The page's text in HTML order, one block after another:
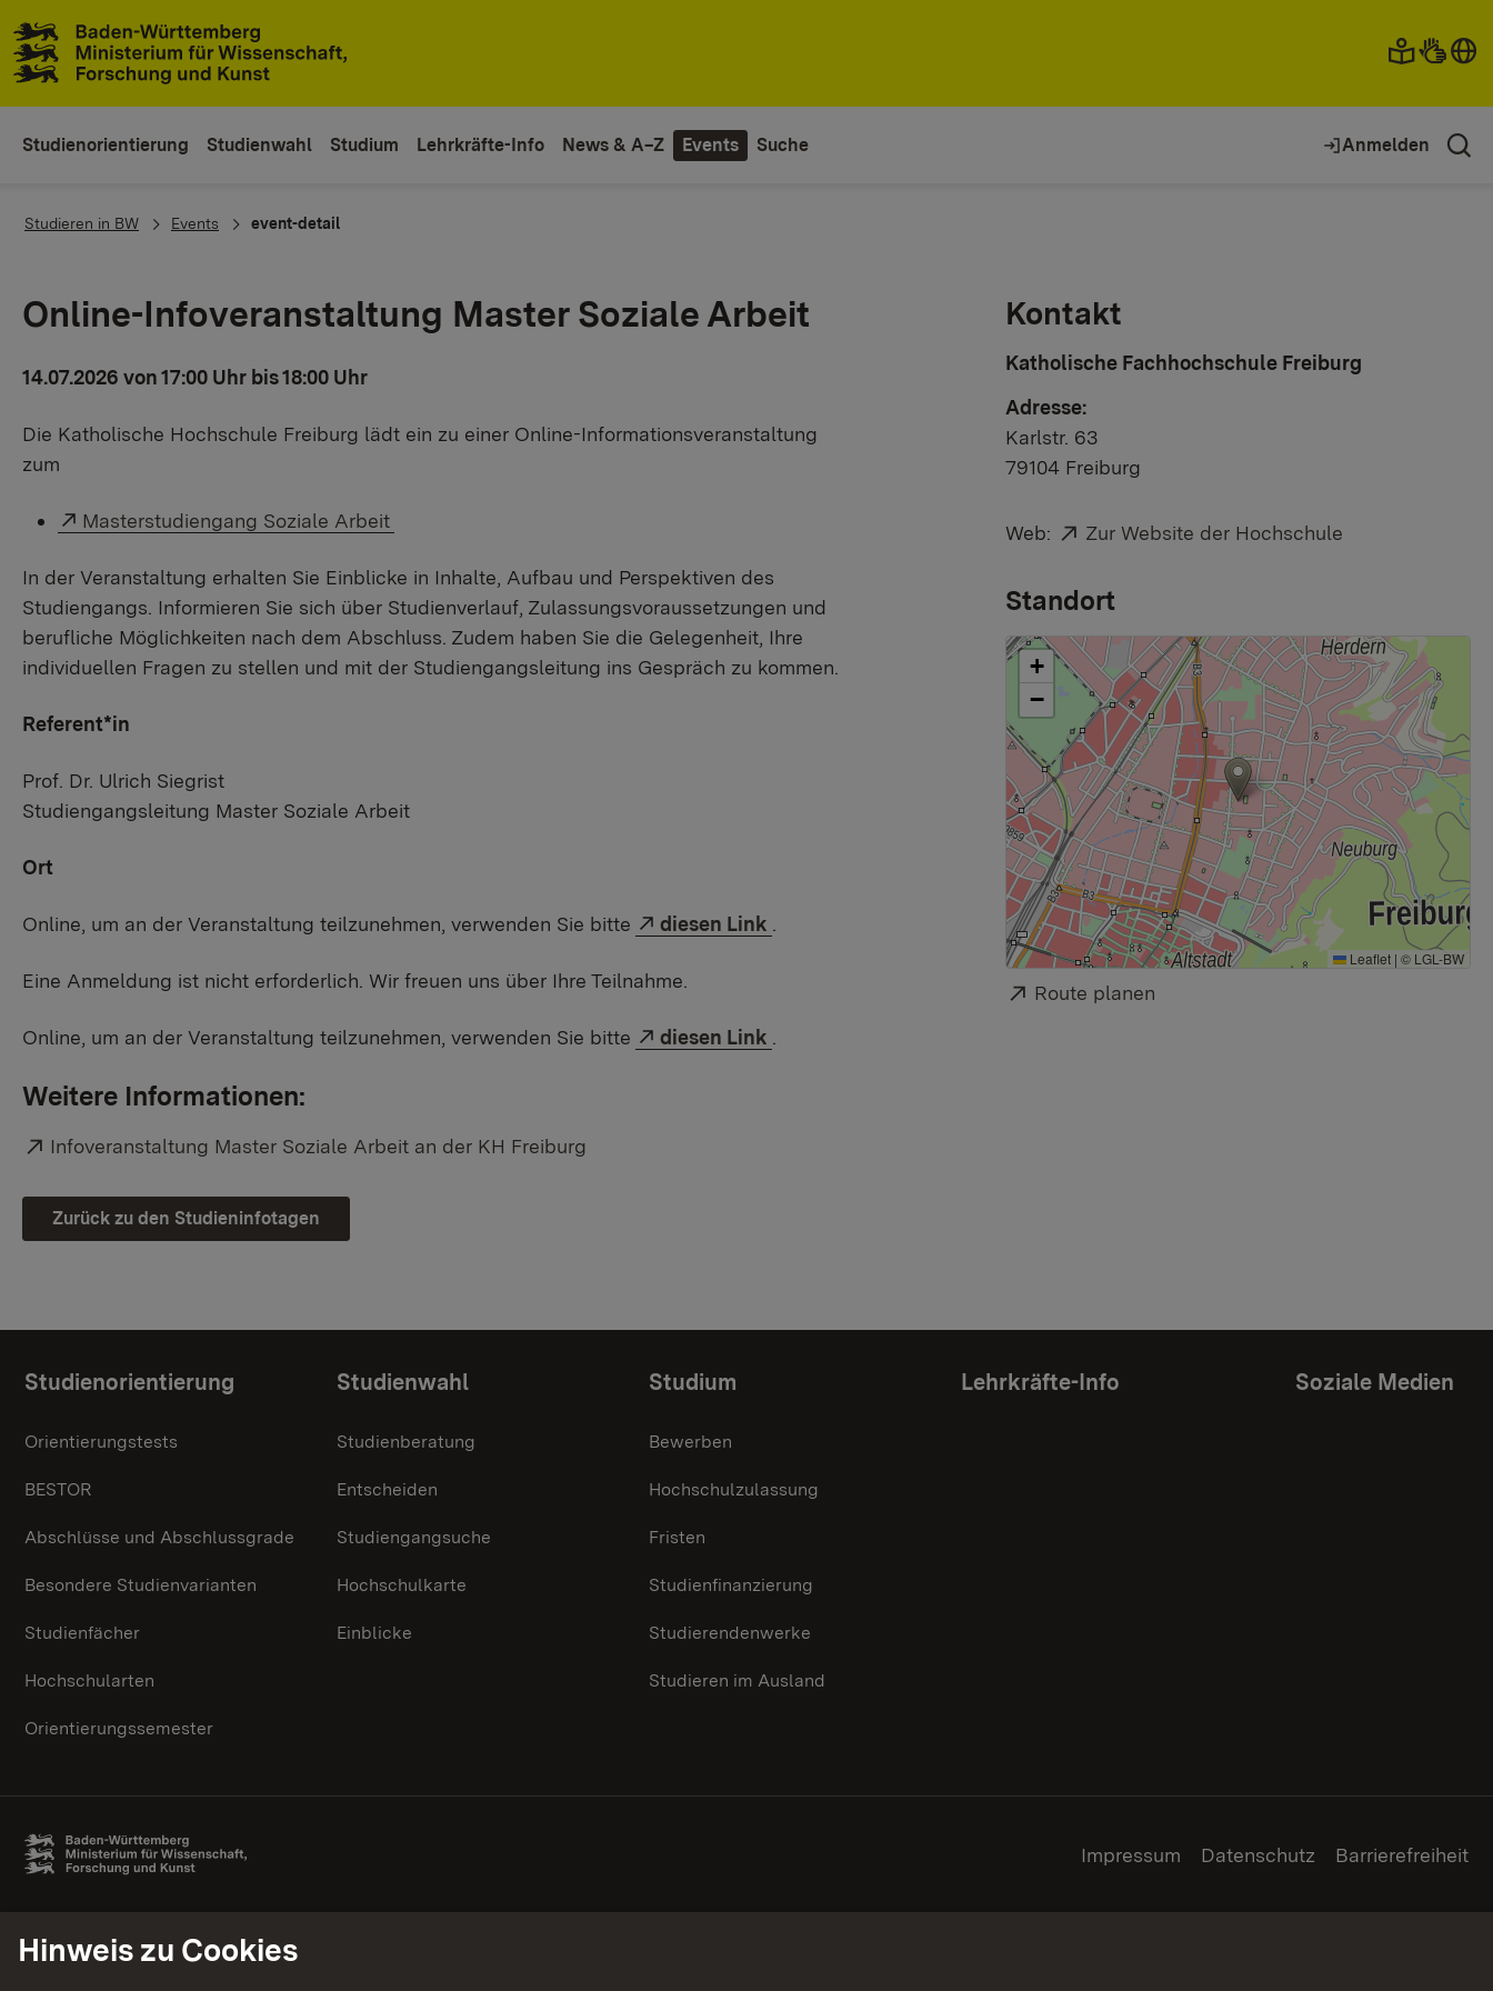
Studienorientierung Studienwahl Studium Lehrkräfte-Info News & A–Z Events Suche Anmelden
You are here:
Studieren in BW Events event-detail
Online-Infoveranstaltung Master Soziale Arbeit
14.07.2026 von 17:00 Uhr bis 18:00 Uhr
Die Katholische Hochschule Freiburg lädt ein zu einer Online-Informationsveranstaltung
zum
Masterstudiengang Soziale Arbeit
In der Veranstaltung erhalten Sie Einblicke in Inhalte, Aufbau und Perspektiven des
Studiengangs. Informieren Sie sich über Studienverlauf, Zulassungsvoraussetzungen und
berufliche Möglichkeiten nach dem Abschluss. Zudem haben Sie die Gelegenheit, Ihre
individuellen Fragen zu stellen und mit der Studiengangsleitung ins Gespräch zu kommen.
Referent*in
Prof. Dr. Ulrich Siegrist
Studiengangsleitung Master Soziale Arbeit
Ort
Online, um an der Veranstaltung teilzunehmen, verwenden Sie bitte diesen Link
Eine Anmeldung ist nicht erforderlich. Wir freuen uns über Ihre Teilnahme.
Online, um an der Veranstaltung teilzunehmen, verwenden Sie bitte diesen Link
Weitere Informationen:
Externer Link:
Infoveranstaltung Master Soziale Arbeit an der KH Freiburg
Zurück zu den Studieninfotagen
Kontakt
Katholische Fachhochschule Freiburg
Adresse:
Karlstr. 63
79104 Freiburg
Web: Externer Link:
Zur Website der Hochschule
Standort
+
−
Leaflet | © LGL-BW
Externer Link:
Route planen
Themenübersicht
Studienorientierung
Orientierungstests
BESTOR
Abschlüsse und Abschlussgrade
Besondere Studienvarianten
Studienfächer
Hochschularten
Orientierungssemester
Studienwahl
Studienberatung
Entscheiden
Studiengangsuche
Hochschulkarte
Einblicke
Studium
Bewerben
Hochschulzulassung
Fristen
Studienfinanzierung
Studierendenwerke
Studieren im Ausland
Lehrkräfte-Info Soziale Medien
Impressum Datenschutz Barrierefreiheit
Hinweis zu Cookies